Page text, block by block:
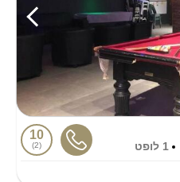
1 לופט
10
2